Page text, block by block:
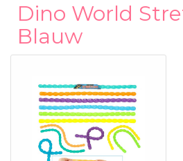
Dino World
Blauw